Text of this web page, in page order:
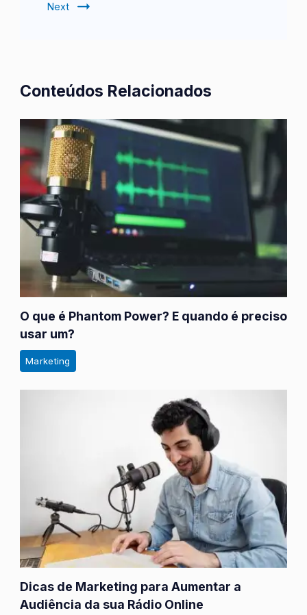
Next
Conteúdos Relacionados
O que é Phantom Power? E quando é preciso
usar um?
Marketing
Dicas de Marketing para Aumentar a
Audiência da sua Rádio Online